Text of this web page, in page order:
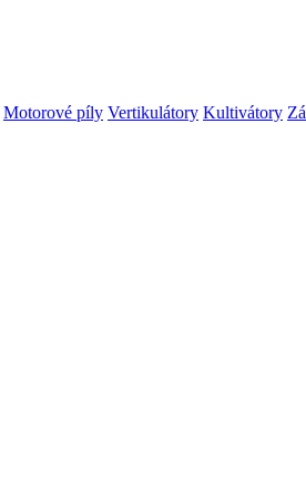
Motorové píly Vertikulátory Kultivátory